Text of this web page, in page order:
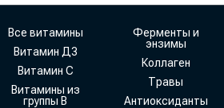
Все витамины
Витамин Д3
Витамин С
Витамины из
группы В
Ферменты и
энзимы
Коллаген
Травы
Антиоксиданты